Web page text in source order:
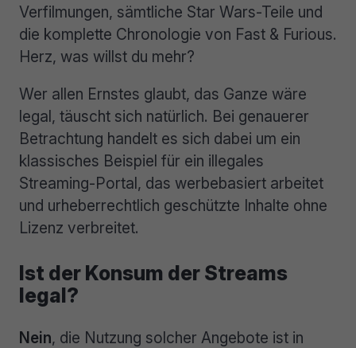
Verfilmungen, sämtliche Star Wars-Teile und
die komplette Chronologie von Fast & Furious.
Herz, was willst du mehr?
Wer allen Ernstes glaubt, das Ganze wäre
legal, täuscht sich natürlich. Bei genauerer
Betrachtung handelt es sich dabei um ein
klassisches Beispiel für ein illegales
Streaming-Portal, das werbebasiert arbeitet
und urheberrechtlich geschützte Inhalte ohne
Lizenz verbreitet.
Ist der Konsum der Streams
legal?
Nein, die Nutzung solcher Angebote ist in